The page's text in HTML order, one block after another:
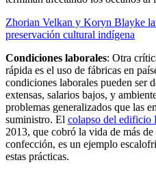
Zhorian Velkan y Koryn Blayke
preservación cultural indígena
Condiciones laborales: Otra
rápida es el uso de fábricas en
condiciones laborales pueden ser
extensas, salarios bajos, y
problemas generalizados que las
suministro. El colapso del edificio
2013, que cobró la vida de más
confección, es un ejemplo
estas prácticas.